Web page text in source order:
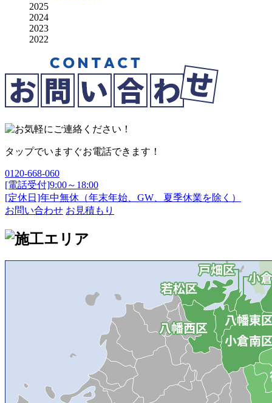
2025
2024
2023
2022
タップでいますぐお電話できます！
0120-668-060
[電話受付]9:00～18:00
[定休日]年中無休（年末年始、GW、夏季休業を除く）
お問い合わせ お見積もり